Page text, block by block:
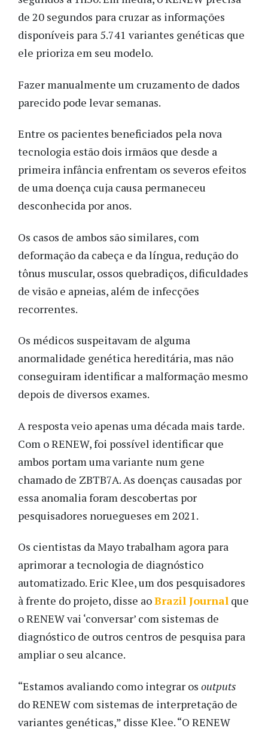
de 20 segundos para cruzar as informações
disponíveis para 5.741 variantes genéticas que
ele prioriza em seu modelo.
Fazer manualmente um cruzamento de dados
parecido pode levar semanas.
Entre os pacientes beneficiados pela nova
tecnologia estão dois irmãos que desde a
primeira infância enfrentam os severos efeitos
de uma doença cuja causa permaneceu
desconhecida por anos.
Os casos de ambos são similares, com
deformação da cabeça e da língua, redução do
tônus muscular, ossos quebradiços, dificuldades
de visão e apneias, além de infecções
recorrentes.
Os médicos suspeitavam de alguma
anormalidade genética hereditária, mas não
conseguiram identificar a malformação mesmo
depois de diversos exames.
A resposta veio apenas uma década mais tarde.
Com o RENEW, foi possível identificar que
ambos portam uma variante num gene
chamado de ZBTB7A. As doenças causadas por
essa anomalia foram descobertas por
pesquisadores noruegueses em 2021.
Os cientistas da Mayo trabalham agora para
aprimorar a tecnologia de diagnóstico
automatizado. Eric Klee, um dos pesquisadores
à frente do projeto, disse aoBrazil Journal que
o RENEW vai ‘conversar’ com sistemas de
diagnóstico de outros centros de pesquisa para
ampliar o seu alcance.
“Estamos avaliando como integrar os outputs
do RENEW com sistemas de interpretação de
variantes genéticas,” disse Klee. “O RENEW